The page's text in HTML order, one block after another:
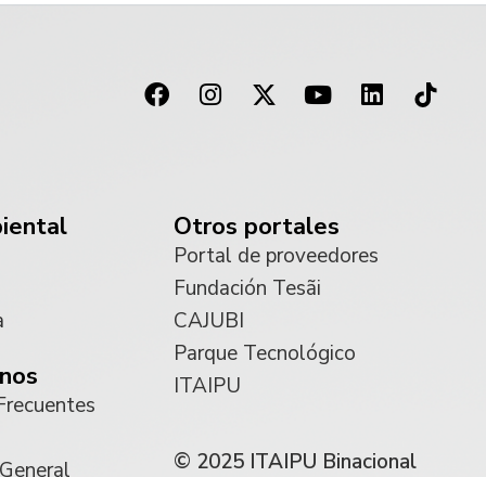
Otros portales
Portal de proveedores
Fundación Tesãi
CAJUBI
Parque Tecnológico
ITAIPU
© 2025 ITAIPU Binacional